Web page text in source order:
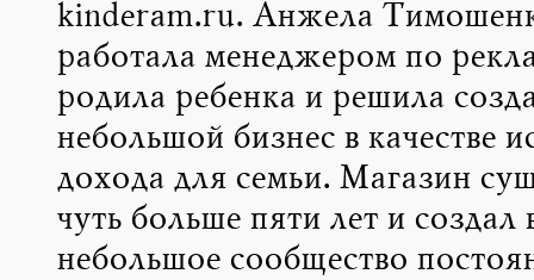
kinderam.ru. Анжела
работала менеджером по
родила ребенка и решила
небольшой бизнес в качестве
дохода для семьи. Магазин
чуть больше пяти лет и создал
небольшое сообщество